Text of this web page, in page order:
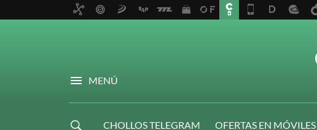
MENÚ
CHOLLOS TELEGRAM OFERTAS EN MÓVILES